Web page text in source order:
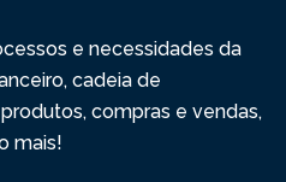
e necessidades da
cadeia de
compras e vendas,
mais!